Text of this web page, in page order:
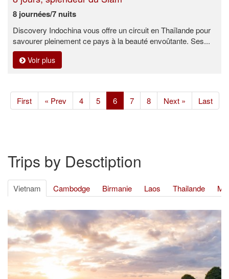
8 journées/7 nuits
Discovery Indochina vous offre un circuit en Thaïlande pour
savourer pleinement ce pays à la beauté envoûtante. Ses...
Voir plus
First « Prev 4 5 6(current)
7 8 Next » Last
Trips by Desctiption
Vietnam Cambodge Birmanie Laos Thailande